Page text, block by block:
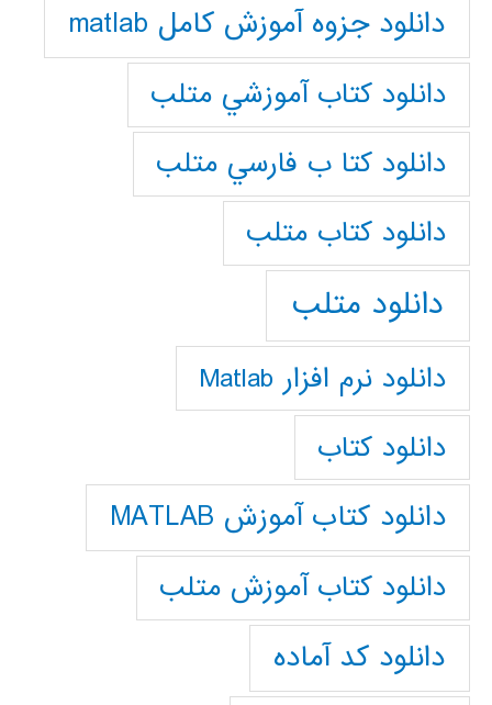
دانلود جزوه آموزش کامل matlab
دانلود كتاب آموزشي متلب
دانلود كتا ب فارسي متلب
دانلود كتاب متلب
دانلود متلب
دانلود نرم افزار Matlab
دانلود کتاب
دانلود کتاب آموزش MATLAB
دانلود کتاب آموزش متلب
دانلود کد آماده